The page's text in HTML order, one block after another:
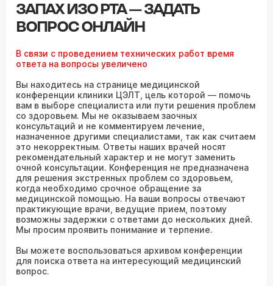
ЗАПАХ ИЗО РТА — ЗАДАТЬ
ВОПРОС ОНЛАЙН
В связи с проведением технических работ время
ответа на вопросы увеличено
Вы находитесь на странице медицинской
конференции клиники ЦЭЛТ, цель которой — помочь
вам в выборе специалиста или пути решения проблем
со здоровьем. Мы не оказываем заочных
консультаций и не комментируем лечение,
назначенное другими специалистами, так как считаем
это некорректным. Ответы наших врачей носят
рекомендательный характер и не могут заменить
очной консультации. Конференция не предназначена
для решения экстренных проблем со здоровьем,
когда необходимо срочное обращение за
медицинской помощью. На ваши вопросы отвечают
практикующие врачи, ведущие прием, поэтому
возможны задержки с ответами до нескольких дней.
Мы просим проявить понимание и терпение.
Вы можете воспользоваться архивом конференции
для поиска ответа на интересующий медицинский
вопрос.